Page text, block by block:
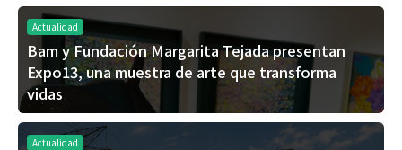
Actualidad
Bam y Fundación Margarita Tejada presentan
Expo13, una muestra de arte que transforma
vidas
Actualidad